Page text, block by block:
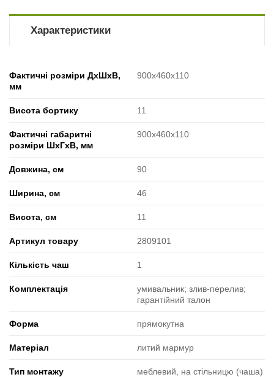
Характеристики
Фактичні розміри ДхШхВ,
мм
900x460x110
Висота бортику 11
Фактичні габаритні
розміри ШхГхВ, мм
900x460x110
Довжина, см 90
Ширина, см 46
Висота, см 11
Артикул товару 2809101
Кількість чаш 1
Комплектація
умивальник; злив-перелив;
гарантійний талон
Форма прямокутна
Матеріал литий мармур
Тип монтажу меблевий, на стільницю (чаша)